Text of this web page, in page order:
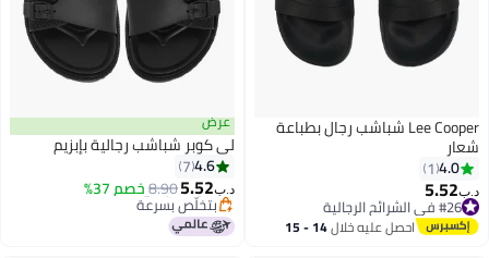
2
Lee Cooper شباشب رجال بطباعة
شعار
4.0
1
د.ب‏5.52
#26 في الشرائح الرجالية
بتخلّص بسرعة
#26 في الشرائح الرجالية
احصل عليه خلال 14 - 15
عرض
لي كوبر شباشب رجالية بإبزيم
4.6
7
د.ب‏5.52
8.90خصم 37%
#25 في الشرائح الرجالية
أقل سعر في السنة
بتخلّص بسرعة
#25 في الشرائح الرجالية